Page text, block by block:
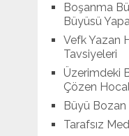
Boşanma
Büyüsü
Vefk Yazan
Tavsiyeleri
Üzerimdeki
Çözen
Büyü
Tarafsız